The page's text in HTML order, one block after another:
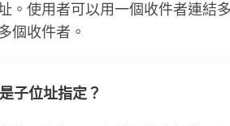
。使用者可以用一個收件者連結
個收件者。
子位址指定？